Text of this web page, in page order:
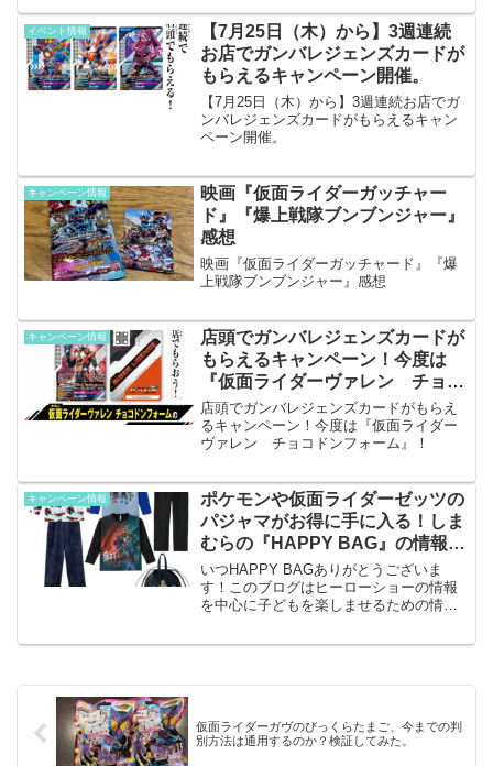
要ガンバレジェンズのゲームが置いてあ
るゲームセンターでゼッツとノクスのカ
ードがもらえるキャンペー...
イベント情報
【7月25日（木）から】3週連続
お店でガンバレジェンズカードが
もらえるキャンペーン開催。
【7月25日（木）から】3週連続お店でガ
ンバレジェンズカードがもらえるキャン
ペーン開催。
キャンペーン情報
映画『仮面ライダーガッチャー
ド』『爆上戦隊ブンブンジャー』
感想
映画『仮面ライダーガッチャード』『爆
上戦隊ブンブンジャー』感想
キャンペーン情報
店頭でガンバレジェンズカードが
もらえるキャンペーン！今度は
『仮面ライダーヴァレン チョコ
ドンフォーム』！
店頭でガンバレジェンズカードがもらえ
るキャンペーン！今度は『仮面ライダー
ヴァレン チョコドンフォーム』！
キャンペーン情報
ポケモンや仮面ライダーゼッツの
パジャマがお得に手に入る！しま
むらの『HAPPY BAG』の情報解
禁！
いつHAPPY BAGありがとうございま
す！このブログはヒーローショーの情報
を中心に子どもを楽しませるための情報
ーしまむらの『HAPPY BAG』とは？
仮面ライダーガヴのびっくらたまご、今までの判
別方法は通用するのか？検証してみた。